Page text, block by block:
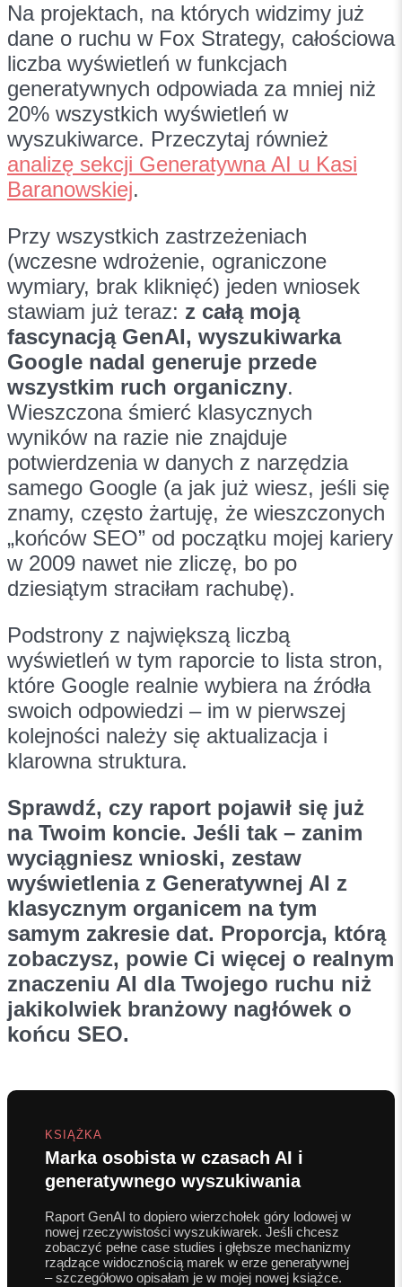
Na projektach, na których widzimy już
dane o ruchu w Fox Strategy, całościowa
liczba wyświetleń w funkcjach
generatywnych odpowiada za mniej niż
20% wszystkich wyświetleń w
wyszukiwarce. Przeczytaj również
analizę sekcji Generatywna AI u Kasi
Baranowskiej.
Przy wszystkich zastrzeżeniach
(wczesne wdrożenie, ograniczone
wymiary, brak kliknięć) jeden wniosek
stawiam już teraz: z całą moją
fascynacją GenAI, wyszukiwarka
Google nadal generuje przede
wszystkim ruch organiczny.
Wieszczona śmierć klasycznych
wyników na razie nie znajduje
potwierdzenia w danych z narzędzia
samego Google (a jak już wiesz, jeśli się
znamy, często żartuję, że wieszczonych
„końców SEO” od początku mojej kariery
w 2009 nawet nie zliczę, bo po
dziesiątym straciłam rachubę).
Podstrony z największą liczbą
wyświetleń w tym raporcie to lista stron,
które Google realnie wybiera na źródła
swoich odpowiedzi – im w pierwszej
kolejności należy się aktualizacja i
klarowna struktura.
Sprawdź, czy raport pojawił się już
na Twoim koncie. Jeśli tak – zanim
wyciągniesz wnioski, zestaw
wyświetlenia z Generatywnej AI z
klasycznym organicem na tym
samym zakresie dat. Proporcja, którą
zobaczysz, powie Ci więcej o realnym
znaczeniu AI dla Twojego ruchu niż
jakikolwiek branżowy nagłówek o
końcu SEO.
KSIĄŻKA
Marka osobista w czasach AI i
generatywnego wyszukiwania
Raport GenAI to dopiero wierzchołek góry lodowej w
nowej rzeczywistości wyszukiwarek. Jeśli chcesz
zobaczyć pełne case studies i głębsze mechanizmy
rządzące widocznością marek w erze generatywnej
– szczegółowo opisałam je w mojej nowej książce.